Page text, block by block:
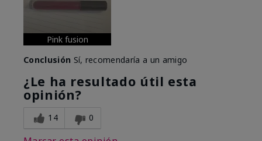
Pink fusion
Conclusión Sí, recomendaría a un amigo
¿Le ha resultado útil esta
opinión?
14 0